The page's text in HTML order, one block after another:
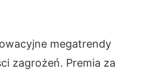
megatrendy
zagrożeń. Premia za